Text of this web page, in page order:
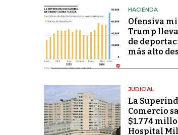
HACIENDA
Ofensiva
Trump
de
más alto
JUDICIAL
La
Comercio
$1.774
Hospital